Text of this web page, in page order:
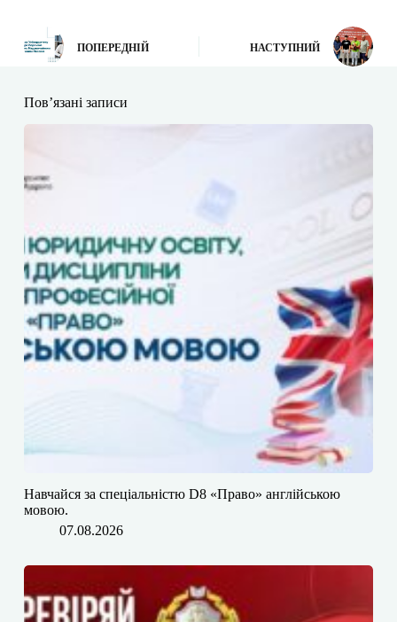
ПОПЕРЕДНІЙ НАСТУПНИЙ
Пов’язані записи
​​Навчайся за спеціальністю D8 «Право» англійською
мовою.
07.08.2026